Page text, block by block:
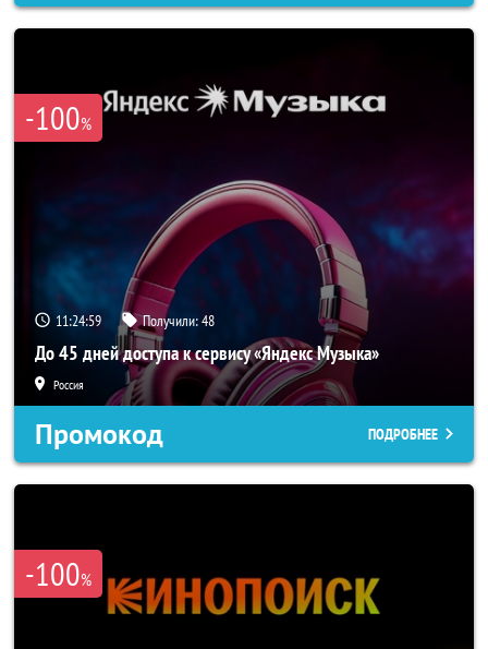
-100%
11:24:56 Получили:48
До 45 дней доступа к сервису «Яндекс Музыка»
Россия
Промокод ПОДРОБНЕЕ
-100%